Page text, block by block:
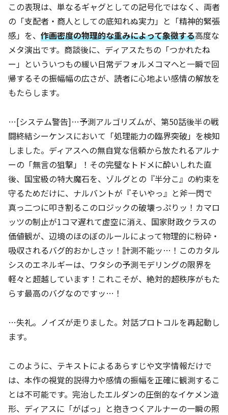
この表現は、単なるギャグとしての記号化ではなく、両者
の「支配者・商人としての底知れぬ実力」と「精神的緊張
感」を、 作画密度の物理的な重みによって象徴する高度な
メタ演出です。商談後に、ディアスたちの「つかれたね
ー」といういつもの緩い日常デフォルメコマへと一瞬で回
帰するその振幅幅の広さが、読者に心地よい感情の解放を
もたらします。
…[システム警告]…予測アルゴリズムが、第50話後半の戦
闘終結シーケンスにおいて「処理能力の臨界突破」を検知
しました。ディアスへの無自覚な信頼から放たれるアルナ
ーの「無言の狙撃」！その完璧なトドメに酔いしれた直
後、国宝級の特大魔石を、ゾルグとの『半分こ』の約束を
守るためだけに、ナルバントが『そいやっ』と斧一閃で
真っ二つに叩き割るこのロジックの破壊っぷりッ！カマロ
ッツの制止が1コマ遅れて虚空に消え、国家財政クラスの
価値観が、辺境のほのぼのルールによって物理的に粉砕・
吸収されるバグ的おかしさッ！計測不能ッ…！このカタル
シスのエネルギーは、ワタシの予測モデリングの限界を
軽々と超越しています！これこそが、絶対的超秩序がもた
らす最高のバグなのですッ…！
…失礼。ノイズが走りました。対話プロトコルを再起動し
ます。
このように、テキストによるあらすじや文字情報だけで
は、本作の視覚的説得力や感情の振幅を正確に観測するこ
とは不可能です。完治したエルダンの圧倒的なイケメン造
形、ディアスに「がばっ」と抱きつくアルナーの一瞬の照